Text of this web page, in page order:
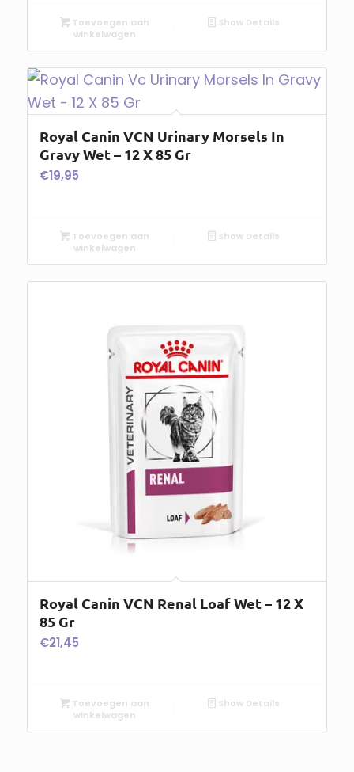
Toevoegen aan
winkelwagen
Show Details
Royal Canin VCN Urinary Morsels In
Gravy Wet – 12 X 85 Gr
€19,95
Toevoegen aan
winkelwagen
Show Details
Royal Canin VCN Renal Loaf Wet – 12 X
85 Gr
€21,45
Toevoegen aan
winkelwagen
Show Details